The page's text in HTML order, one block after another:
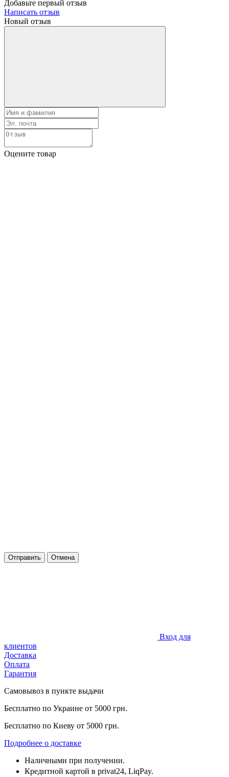
Добавьте первый отзыв
Написать отзыв
Новый отзыв
Оцените товар
Отправить Отмена
Вход для
клиентов
Доставка
Оплата
Гарантия
Самовывоз в пункте выдачи
Бесплатно по Украине от 5000 грн.
Бесплатно по Киеву от 5000 грн.
Подробнее о доставке
Наличными при получении.
Кредитной картой в privat24, LiqPay.